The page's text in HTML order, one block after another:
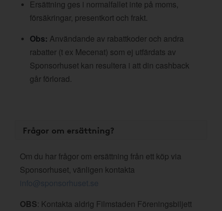
Ersättning ges i normalfallet inte på moms,
försäkringar, presentkort och frakt.
Obs: Användande av rabattkoder och andra
rabatter (t ex Mecenat) som ej utfärdats av
Sponsorhuset kan resultera i att din cashback
går förlorad.
Frågor om ersättning?
Om du har frågor om ersättning från ett köp via
Sponsorhuset, vänligen kontakta
info@sponsorhuset.se
OBS: Kontakta aldrig Filmstaden Föreningsbiljett